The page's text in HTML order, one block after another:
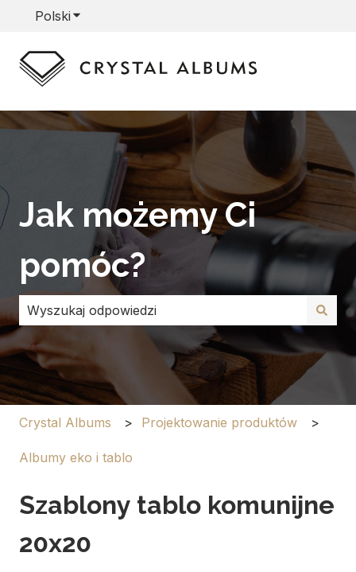
Polski Pokaż podmenu do tłumaczenia
Jak możemy Ci
pomóc?
Brak sugerowanych wyników, ponieważ pole
Crystal Albums Projektowanie produktów
Albumy eko i tablo
Szablony tablo komunijne
20x20